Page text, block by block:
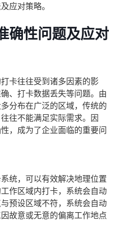
应对策略。
确性问题及应对
卡往往受到诸多因素的影
、打卡数据丢失等问题。由
分布在广泛的区域，传统的
往不能满足实际需求。因
，成为了企业面临的重要问
统，可以有效解决地理位置
作区域内打卡，系统会自动
预设区域不符，系统会自动
故意或无意的偏离工作地点